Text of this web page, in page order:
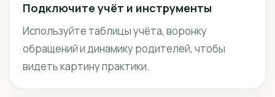
Подключите учёт и инструменты
Используйте таблицы учёта, воронку
обращений и динамику родителей, чтобы
видеть картину практики.